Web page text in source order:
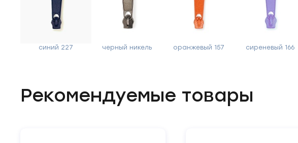
синий 227 черный никель оранжевый 157 сиреневый 166
Рекомендуемые товары